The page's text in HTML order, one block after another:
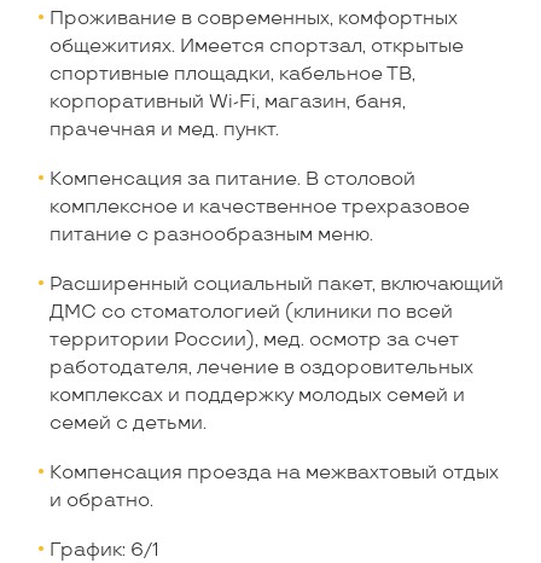
Проживание в современных, комфортных
общежитиях. Имеется спортзал, открытые
спортивные площадки, кабельное ТВ,
корпоративный Wi-Fi, магазин, баня,
прачечная и мед. пункт.
Компенсация за питание. В столовой
комплексное и качественное трехразовое
питание с разнообразным меню.
Расширенный социальный пакет, включающий
ДМС со стоматологией (клиники по всей
территории России), мед. осмотр за счет
работодателя, лечение в оздоровительных
комплексах и поддержку молодых семей и
семей с детьми.
Компенсация проезда на межвахтовый отдых
и обратно.
График: 6/1